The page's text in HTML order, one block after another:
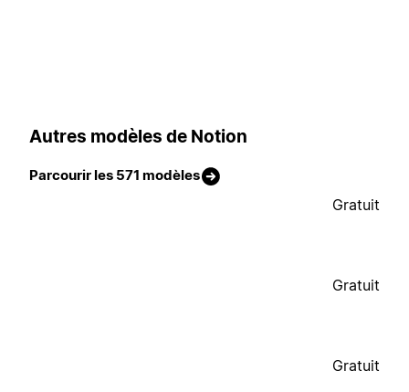
Autres modèles de Notion
Parcourir les 571 modèles
Gratuit
Gratuit
Gratuit